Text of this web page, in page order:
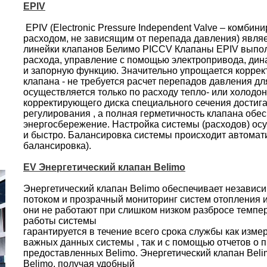
EPIV
EPIV (Electronic Pressure Independent Valve –
расходом, не зависящим от перепада давления)
линейки клапанов Белимо PICCV Клапаны EPIV
расхода, управление с помощью электропривода,
и запорную функцию. Значительно упрощается
клапана - не требуется расчет перепадов давления
осуществляется только по расходу тепло- или
корректирующего диска специального сечения
регулирования , а полная герметичность клапана
энергосбережение. Настройка системы (расходов)
и быстро. Балансировка системы происходит
балансировка).
EV Энергетический клапан Belimo
Энергетический клапан Belimo обеспечивает
потоком и прозрачный мониторинг систем отопления
они не работают при слишком низком разбросе
работы системы
гарантируется в течение всего срока службы как
важных данных системы , так и с помощью отчетов о
предоставленных Belimo. Энергетический клапан
Belimo, получая удобный